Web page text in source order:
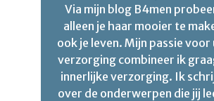
Via mijn blog B4men
alleen je haar mooier te
ook je leven. Mijn passie
verzorging combineer ik
innerlijke verzorging. Ik
over de onderwerpen die jij